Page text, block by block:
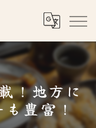
！地方に
も豊富！